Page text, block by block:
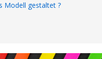
Modell gestaltet ?